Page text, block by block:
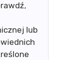
lub